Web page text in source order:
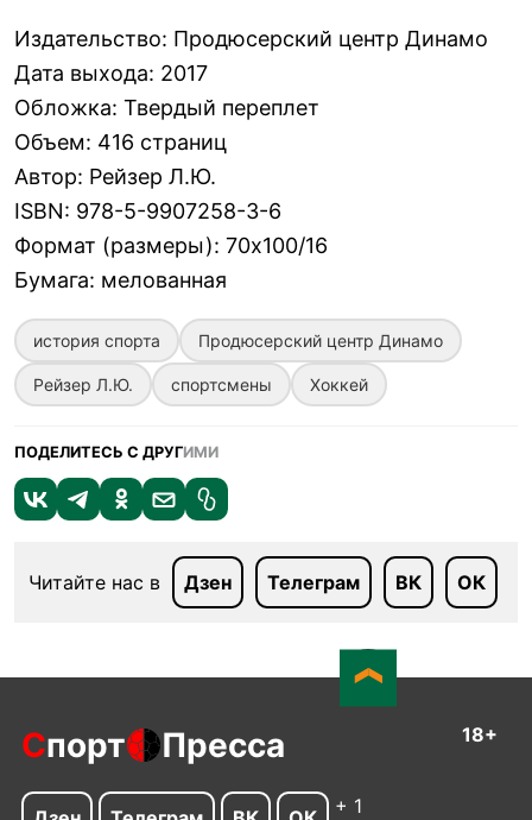
Издательство: Продюсерский центр Динамо
Дата выхода: 2017
Обложка: Твердый переплет
Объем: 416 страниц
Автор: Рейзер Л.Ю.
ISBN: 978-5-9907258-3-6
Формат (размеры): 70х100/16
Бумага: мелованная
история спорта Продюсерский центр Динамо
Рейзер Л.Ю. спортсмены Хоккей
ПОДЕЛИТЕСЬ С ДРУГИМИ
Читайте нас в Дзен Телеграм ВК ОК
Спорт Пресса 18+
+ 1